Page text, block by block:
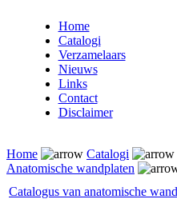
Home
Catalogi
Verzamelaars
Nieuws
Links
Contact
Disclaimer
Home Catalogi
Anatomische wandplaten
Catalogus van anatomische